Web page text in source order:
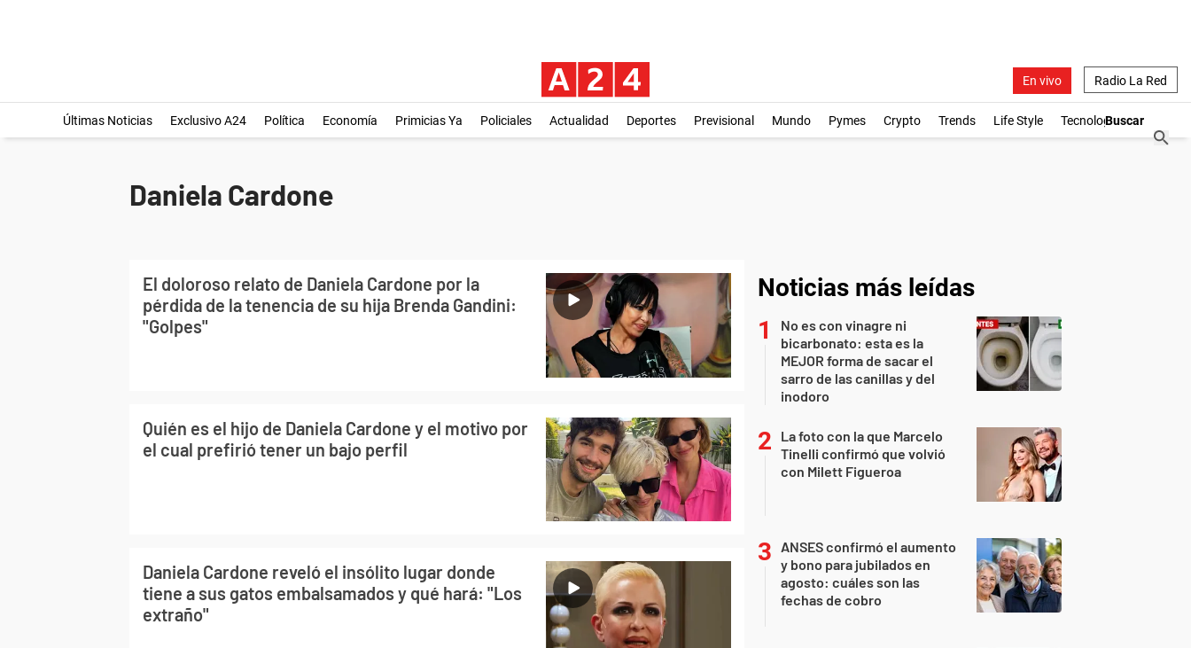
En vivo Radio La Red
Últimas Noticias Exclusivo A24 Política Economía Primicias Ya Policiales Actualidad Deportes Previsional Mundo Pymes Crypto Trends Life Style Tecnología
Daniela Cardone
El doloroso relato de Daniela Cardone por la
pérdida de la tenencia de su hija Brenda Gandini:
"Golpes"
Quién es el hijo de Daniela Cardone y el motivo por
el cual prefirió tener un bajo perfil
Daniela Cardone reveló el insólito lugar donde
tiene a sus gatos embalsamados y qué hará: "Los
extraño"
Noticias más leídas
No es con vinagre ni
bicarbonato: esta es la
MEJOR forma de sacar el
sarro de las canillas y del
inodoro
La foto con la que Marcelo
Tinelli confirmó que volvió
con Milett Figueroa
ANSES confirmó el aumento
y bono para jubilados en
agosto: cuáles son las
fechas de cobro